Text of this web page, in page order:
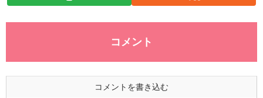
コメント
コメントを書き込む